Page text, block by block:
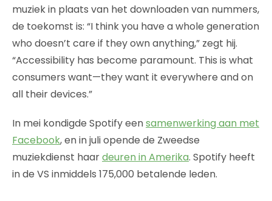
muziek in plaats van het downloaden van nummers,
de toekomst is: “I think you have a whole generation
who doesn’t care if they own anything,” zegt hij.
“Accessibility has become paramount. This is what
consumers want—they want it everywhere and on
all their devices.”
In mei kondigde Spotify eensamenwerking aan met
Facebook, en in juli opende de Zweedse
muziekdienst haardeuren in Amerika. Spotify heeft
in de VS inmiddels 175,000 betalende leden.